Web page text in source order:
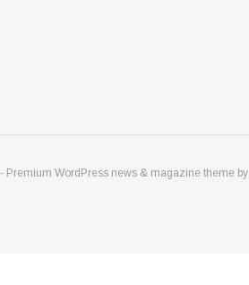
- Premium WordPress news & magazine theme by